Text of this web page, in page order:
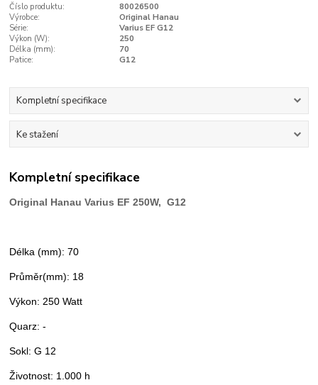
Číslo produktu:
80026500
Výrobce:
Original Hanau
Série:
Varius EF G12
Výkon (W):
250
Délka (mm):
70
Patice:
G12
Kompletní specifikace
Ke stažení
Kompletní specifikace
Original Hanau Varius EF 250W, G12
Délka (mm): 70
Průměr(mm): 18
Výkon: 250 Watt
Quarz: -
Sokl: G 12
Životnost: 1.000 h